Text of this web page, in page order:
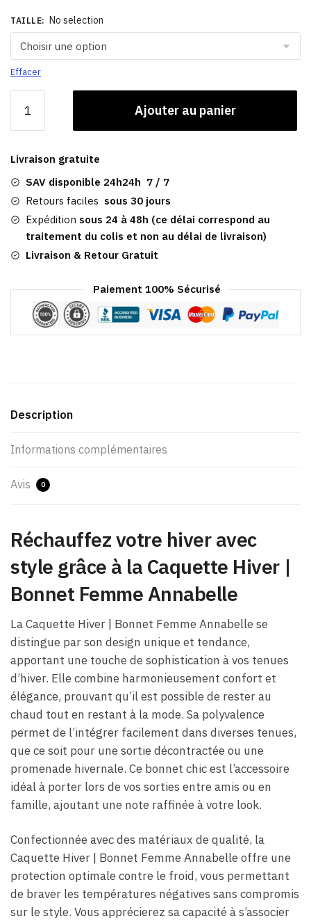
TAILLE: No selection
Effacer
Caquette
|
Bonnet
Femme
Annabelle
Ajouter au panier
Livraison gratuite
SAV disponible 24h24h 7 / 7
Retours faciles sous 30 jours
Expédition sous 24 à 48h (ce délai correspond au
traitement du colis et non au délai de livraison)
Livraison & Retour Gratuit
Paiement 100% Sécurisé
Description
Informations complémentaires
Avis 0
Réchauffez votre hiver avec
style grâce à la Caquette Hiver |
Bonnet Femme Annabelle
La Caquette Hiver | Bonnet Femme Annabelle se
distingue par son design unique et tendance,
apportant une touche de sophistication à vos tenues
d’hiver. Elle combine harmonieusement confort et
élégance, prouvant qu’il est possible de rester au
chaud tout en restant à la mode. Sa polyvalence
permet de l’intégrer facilement dans diverses tenues,
que ce soit pour une sortie décontractée ou une
promenade hivernale. Ce bonnet chic est l’accessoire
idéal à porter lors de vos sorties entre amis ou en
famille, ajoutant une note raffinée à votre look.
Confectionnée avec des matériaux de qualité, la
Caquette Hiver | Bonnet Femme Annabelle offre une
protection optimale contre le froid, vous permettant
de braver les températures négatives sans compromis
sur le style. Vous apprécierez sa capacité à s’associer